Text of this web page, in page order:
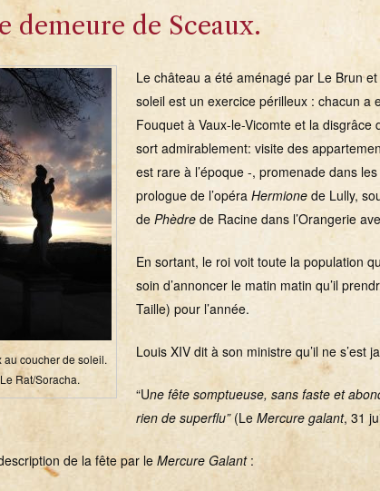
demeure de Sceaux.
au coucher de soleil.
Rat/Soracha.
Le château a été aménagé par Le Brun
soleil est un exercice périlleux : chacun a
Fouquet à Vaux-le-Vicomte et la disgrâce
sort admirablement: visite des
est rare à l’époque -, promenade dans
prologue de l’opéra Hermione de Lully,
de Phèdre de Racine dans l’Orangerie
En sortant, le roi voit toute la population
soin d’annoncer le matin matin qu’il
Taille) pour l’année.
Louis XIV dit à son ministre qu’il ne s’est
“Une fête somptueuse, sans faste et
rien de superflu” (Le Mercure galant, 31
de la fête par le Mercure Galant: